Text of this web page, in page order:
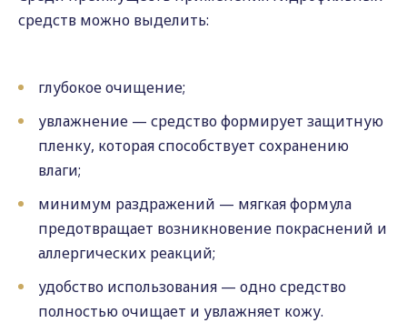
средств можно выделить:
глубокое очищение;
увлажнение — средство формирует защитную
пленку, которая способствует сохранению
влаги;
минимум раздражений — мягкая формула
предотвращает возникновение покраснений и
аллергических реакций;
удобство использования — одно средство
полностью очищает и увлажняет кожу.